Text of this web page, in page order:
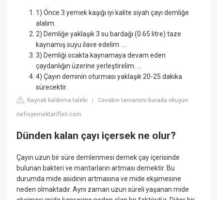
1) Önce 3 yemek kaşığı iyi kalite siyah çayı demliğe
alalım.
2) Demliğe yaklaşık 3 su bardağı (0.65 litre) taze
kaynamış suyu ilave edelim. ...
3) Demliği ocakta kaynamaya devam eden
çaydanlığın üzerine yerleştirelim. ...
4) Çayın deminin oturması yaklaşık 20-25 dakika
sürecektir.
Kaynak kaldırma talebi |Cevabın tamamını burada okuyun:
nefisyemektarifleri.com
Dünden kalan çayı içersek ne olur?
Çayın uzun bir süre demlenmesi demek çay içerisinde
bulunan bakteri ve mantarların artması demektir. Bu
durumda mide asidinin artmasına ve mide ekşimesine
neden olmaktadır. Aynı zaman uzun süreli yaşanan mide